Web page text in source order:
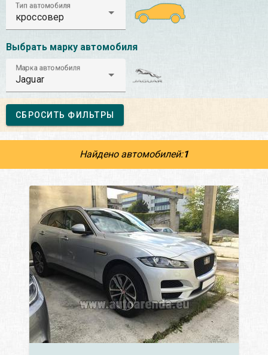
Тип автомобиля
кроссовер
Выбрать марку автомобиля
Марка автомобиля
Jaguar
СБРОСИТЬ ФИЛЬТРЫ
Найдено автомобилей:1